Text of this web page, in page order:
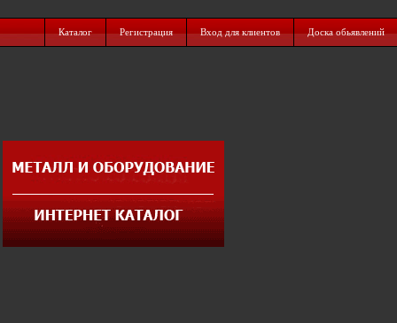
Каталог Регистрация Вход для клиентов Доска обьявлений